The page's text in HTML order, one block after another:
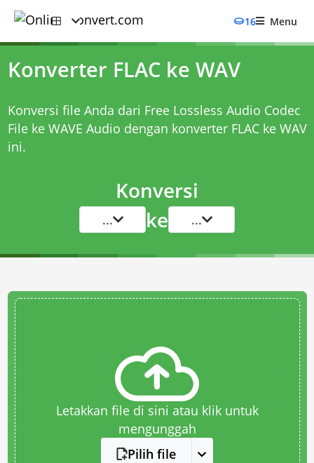
16 Menu
Konverter FLAC ke WAV
Konversi file Anda dari Free Lossless Audio Codec
File ke WAVE Audio dengan konverter FLAC ke WAV
ini.
Konversi
... ke ...
Letakkan file di sini atau klik untuk
mengunggah
Pilih file